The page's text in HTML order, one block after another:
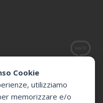
Cookie
utilizziamo
memorizzare e/o
(MI)